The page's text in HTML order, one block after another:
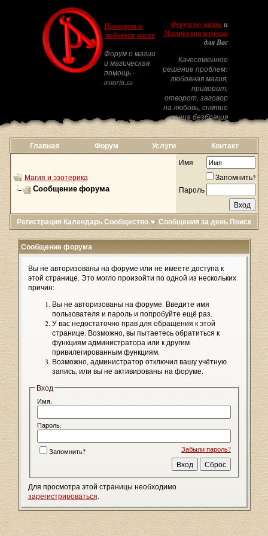
Приворот и
любовная магия
Форум о магии
и магическая
помощь -
astarta.su
Форум по магиии
Магическая помощь
для Вас
Качественное
решение проблем:
любовная магия,
приворот,
отворот, заговор
на любовь, снятие
венца безбрачия
Главная Форум Услуги Контакт
Магия и эзотерика
Сообщение форума
Имя
Запомнить?
Пароль
Регистрация КалендарьСообщество Сообщения за день Поиск
Сообщение форума
Вы не авторизованы на форуме или не имеете доступа к
этой странице. Это могло произойти по одной из нескольких
причин:
Вы не авторизованы на форуме. Введите имя
пользователя и пароль и попробуйте ещё раз.
У вас недостаточно прав для обращения к этой
странице. Возможно, вы пытаетесь обратиться к
функциям администратора или к другим
привилегированным функциям.
Возможно, администратор отключил вашу учётную
запись, или вы не активированы на форуме.
Вход
Имя:
Пароль:
Забыли пароль?
Запомнить?
Для просмотра этой страницы необходимо
зарегистрироваться.